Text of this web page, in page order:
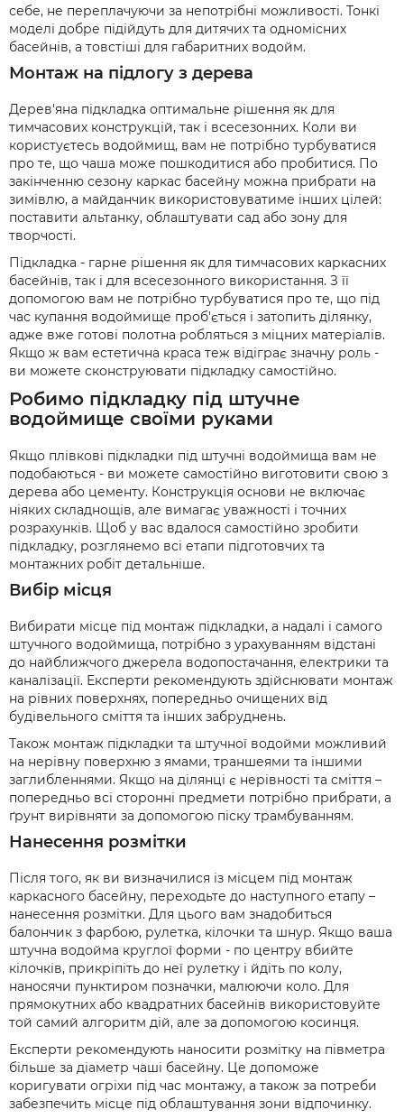
себе, не переплачуючи за непотрібні можливості. Тонкі
моделі добре підійдуть для дитячих та одномісних
басейнів, а товстіші для габаритних водойм.
Монтаж на підлогу з дерева
Дерев'яна підкладка оптимальне рішення як для
тимчасових конструкцій, так і всесезонних. Коли ви
користуєтесь водоймищ, вам не потрібно турбуватися
про те, що чаша може пошкодитися або пробитися. По
закінченню сезону каркас басейну можна прибрати на
зимівлю, а майданчик використовуватиме інших цілей:
поставити альтанку, облаштувати сад або зону для
творчості.
Підкладка - гарне рішення як для тимчасових каркасних
басейнів, так і для всесезонного використання. З її
допомогою вам не потрібно турбуватися про те, що під
час купання водоймище проб'ється і затопить ділянку,
адже вже готові полотна робляться з міцних матеріалів.
Якщо ж вам естетична краса теж відіграє значну роль -
ви можете сконструювати підкладку самостійно.
Робимо підкладку під штучне
водоймище своїми руками
Якщо плівкові підкладки під штучні водоймища вам не
подобаються - ви можете самостійно виготовити свою з
дерева або цементу. Конструкція основи не включає
ніяких складнощів, але вимагає уважності і точних
розрахунків. Щоб у вас вдалося самостійно зробити
підкладку, розглянемо всі етапи підготовчих та
монтажних робіт детальніше.
Вибір місця
Вибирати місце під монтаж підкладки, а надалі і самого
штучного водоймища, потрібно з урахуванням відстані
до найближчого джерела водопостачання, електрики та
каналізації. Експерти рекомендують здійснювати монтаж
на рівних поверхнях, попередньо очищених від
будівельного сміття та інших забруднень.
Також монтаж підкладки та штучної водойми можливий
на нерівну поверхню з ямами, траншеями та іншими
заглибленнями. Якщо на ділянці є нерівності та сміття –
попередньо всі сторонні предмети потрібно прибрати, а
ґрунт вирівняти за допомогою піску трамбуванням.
Нанесення розмітки
Після того, як ви визначилися із місцем під монтаж
каркасного басейну, переходьте до наступного етапу –
нанесення розмітки. Для цього вам знадобиться
балончик з фарбою, рулетка, кілочки та шнур. Якщо ваша
штучна водойма круглої форми - по центру вбийте
кілочків, прикріпіть до неї рулетку і йдіть по колу,
наносячи пунктиром позначки, малюючи коло. Для
прямокутних або квадратних басейнів використовуйте
той самий алгоритм дій, але за допомогою косинця.
Експерти рекомендують наносити розмітку на півметра
більше за діаметр чаші басейну. Це допоможе
коригувати огріхи під час монтажу, а також за потреби
забезпечить місце під облаштування зони відпочинку.